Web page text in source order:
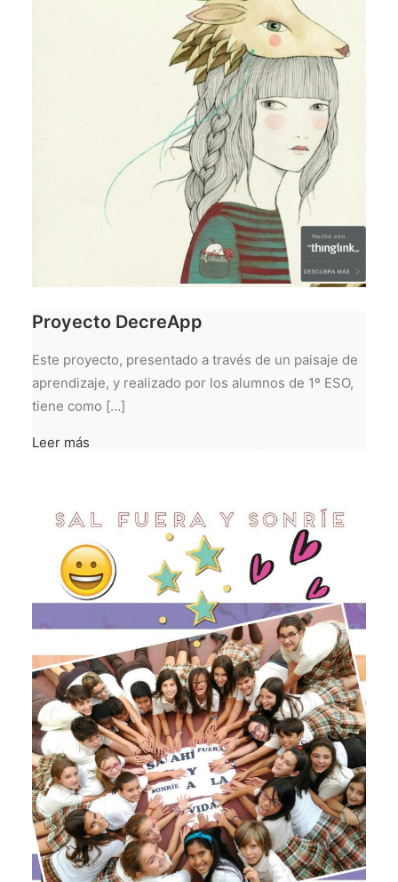
Proyecto DecreApp
Este proyecto, presentado a través de un paisaje de
aprendizaje, y realizado por los alumnos de 1º ESO,
tiene como […]
Leer más